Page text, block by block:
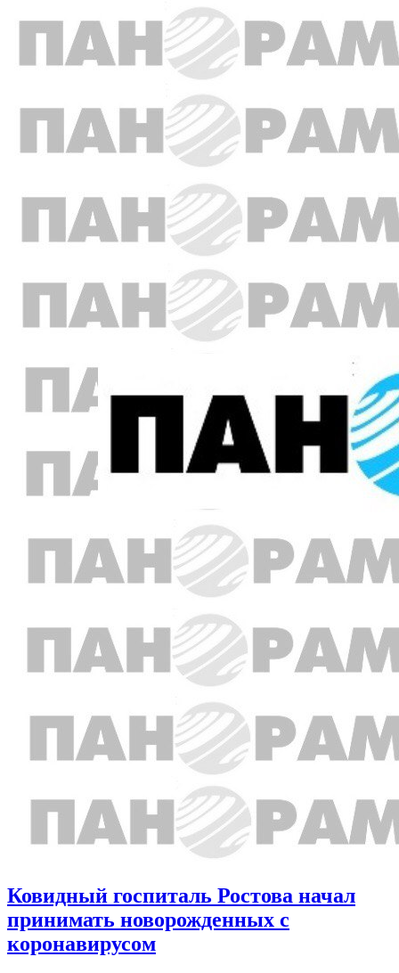
Ковидный госпиталь Ростова начал
принимать новорожденных с
коронавирусом